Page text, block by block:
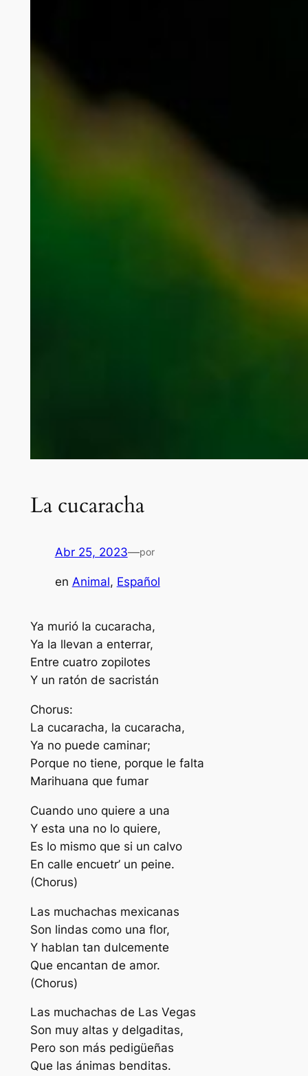
La cucaracha
Abr 25, 2023—por
en Animal, Español
Ya murió la cucaracha,
Ya la llevan a enterrar,
Entre cuatro zopilotes
Y un ratón de sacristán
Chorus:
La cucaracha, la cucaracha,
Ya no puede caminar;
Porque no tiene, porque le falta
Marihuana que fumar
Cuando uno quiere a una
Y esta una no lo quiere,
Es lo mismo que si un calvo
En calle encuetr’ un peine.
(Chorus)
Las muchachas mexicanas
Son lindas como una flor,
Y hablan tan dulcemente
Que encantan de amor.
(Chorus)
Las muchachas de Las Vegas
Son muy altas y delgaditas,
Pero son más pedigüeñas
Que las ánimas benditas.